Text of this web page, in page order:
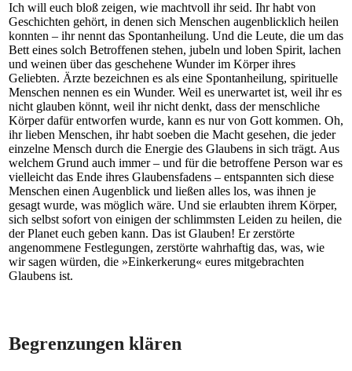
Ich will euch bloß zeigen, wie machtvoll ihr seid. Ihr habt von
Geschichten gehört, in denen sich Menschen augenblicklich heilen
konnten – ihr nennt das Spontanheilung. Und die Leute, die um das
Bett eines solch Betroffenen stehen, jubeln und loben Spirit, lachen
und weinen über das geschehene Wunder im Körper ihres
Geliebten. Ärzte bezeichnen es als eine Spontanheilung, spirituelle
Menschen nennen es ein Wunder. Weil es unerwartet ist, weil ihr es
nicht glauben könnt, weil ihr nicht denkt, dass der menschliche
Körper dafür entworfen wurde, kann es nur von Gott kommen. Oh,
ihr lieben Menschen, ihr habt soeben die Macht gesehen, die jeder
einzelne Mensch durch die Energie des Glaubens in sich trägt. Aus
welchem Grund auch immer – und für die betroffene Person war es
vielleicht das Ende ihres Glaubensfadens – entspannten sich diese
Menschen einen Augenblick und ließen alles los, was ihnen je
gesagt wurde, was möglich wäre. Und sie erlaubten ihrem Körper,
sich selbst sofort von einigen der schlimmsten Leiden zu heilen, die
der Planet euch geben kann. Das ist Glauben! Er zerstörte
angenommene Festlegungen, zerstörte wahrhaftig das, was, wie
wir sagen würden, die »Einkerkerung« eures mitgebrachten
Glaubens ist.
Begrenzungen klären